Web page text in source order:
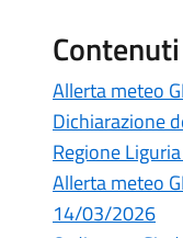
Allerta meteo
Dichiarazione
Regione
Allerta meteo
14/03/2026